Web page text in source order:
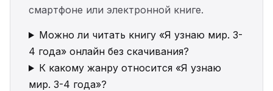
смартфоне или электронной книге.
Можно ли читать книгу «Я узнаю мир. 3-
4 года» онлайн без скачивания?
К какому жанру относится «Я узнаю
мир. 3-4 года»?